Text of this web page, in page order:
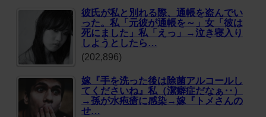
彼氏が私と別れる際、通帳を盗んでい
った。私「元彼が通帳を～」女「彼は
死にました」私「えっ」→泣き寝入り
しようとしたら…
(202,896)
嫁『手を洗った後は除菌アルコールし
てくださいね』私（潔癖症だなぁ‥）
→孫が水疱瘡に感染→嫁『トメさんの
せ…